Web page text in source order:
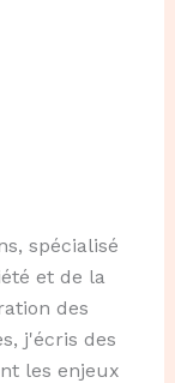
spécialisé
et de la
des
j'écris des
les enjeux